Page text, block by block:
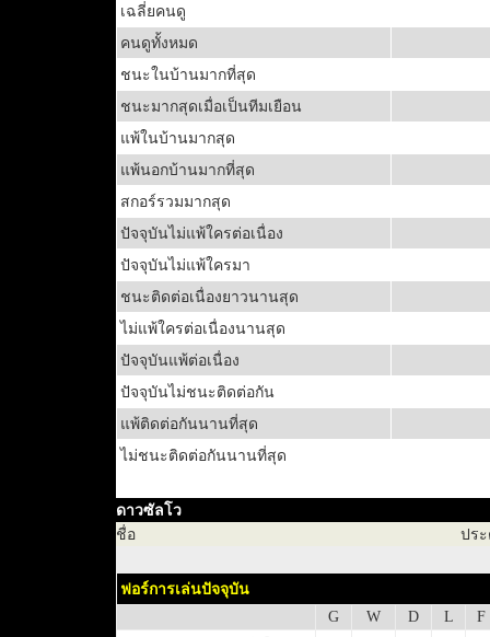
เฉลี่ยคนดู
คนดูทั้งหมด
ชนะในบ้านมากที่สุด
ชนะมากสุดเมื่อเป็นทีมเยือน
แพ้ในบ้านมากสุด
แพ้นอกบ้านมากที่สุด
สกอร์รวมมากสุด
ปัจจุบันไม่แพ้ใครต่อเนื่อง
ปัจจุบันไม่แพ้ใครมา
ชนะติดต่อเนื่องยาวนานสุด
ไม่แพ้ใครต่อเนื่องนานสุด
ปัจจุบันแพ้ต่อเนื่อง
ปัจจุบันไม่ชนะติดต่อกัน
แพ้ติดต่อกันนานที่สุด
ไม่ชนะติดต่อกันนานที่สุด
ดาวซัลโว
ชื่อ
ปร
ฟอร์การเล่นปัจจุบัน
G
W D L
F